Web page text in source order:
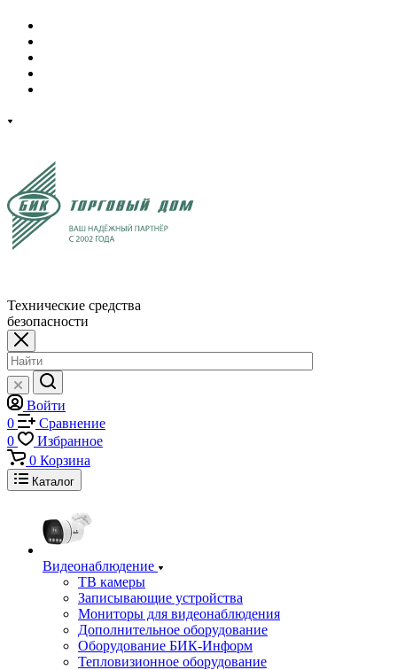
Технические средства
безопасности
Войти
0
Сравнение
0
Избранное
0 Корзина
Каталог
Видеонаблюдение
ТВ камеры
Записывающие устройства
Мониторы для видеонаблюдения
Дополнительное оборудование
Оборудование БИК-Информ
Тепловизионное оборудование